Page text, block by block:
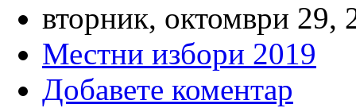
вторник, октомври 29,
Местни избори 2019
Добавете коментар